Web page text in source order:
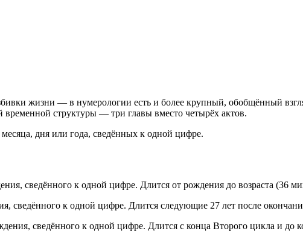
жизни — в нумерологии есть и более крупный, обобщённый
структуры — три главы вместо четырёх актов.
дня или года, сведённых к одной цифре.
сведённого к одной цифре. Длится от рождения до возраста (36
сведённого к одной цифре. Длится следующие 27 лет после
сведённого к одной цифре. Длится с конца Второго цикла и до